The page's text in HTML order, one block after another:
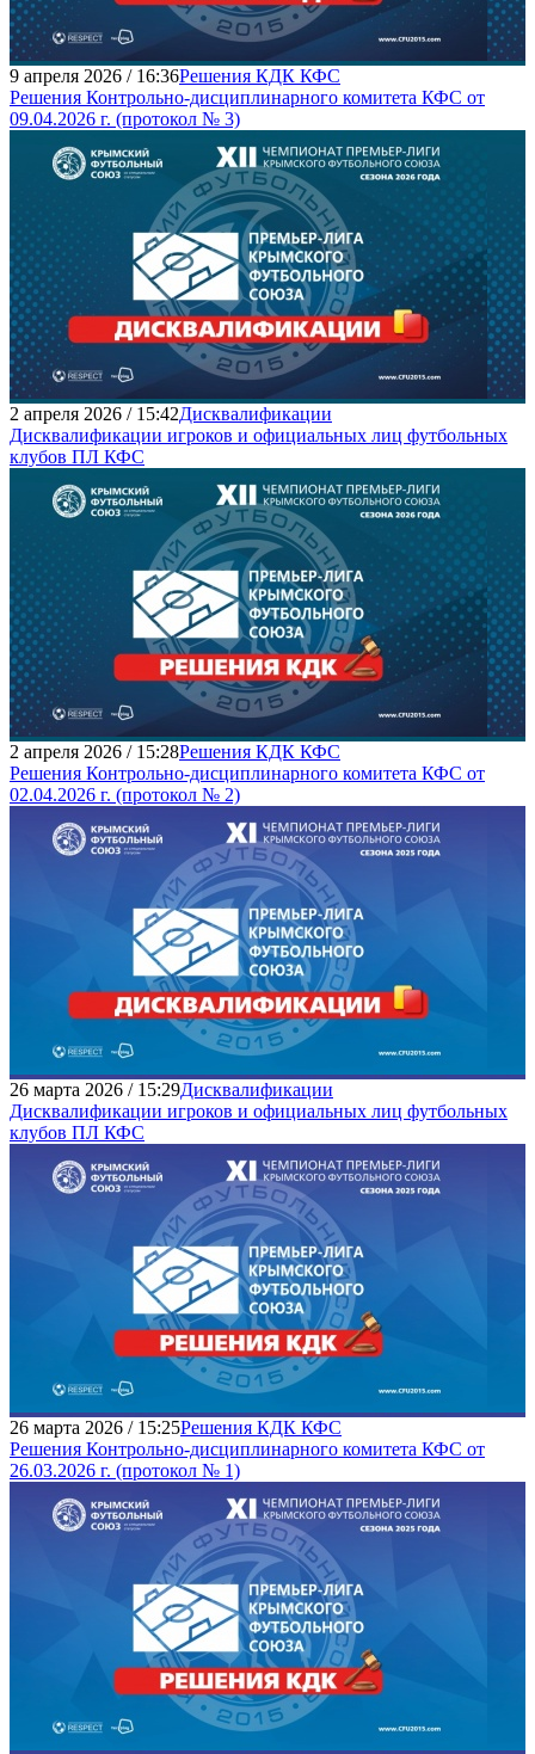
9 апреля 2026 / 16:36Решения КДК КФС
Решения Контрольно-дисциплинарного комитета КФС от
09.04.2026 г. (протокол № 3)
2 апреля 2026 / 15:42Дисквалификации
Дисквалификации игроков и официальных лиц футбольных
клубов ПЛ КФС
2 апреля 2026 / 15:28Решения КДК КФС
Решения Контрольно-дисциплинарного комитета КФС от
02.04.2026 г. (протокол № 2)
26 марта 2026 / 15:29Дисквалификации
Дисквалификации игроков и официальных лиц футбольных
клубов ПЛ КФС
26 марта 2026 / 15:25Решения КДК КФС
Решения Контрольно-дисциплинарного комитета КФС от
26.03.2026 г. (протокол № 1)